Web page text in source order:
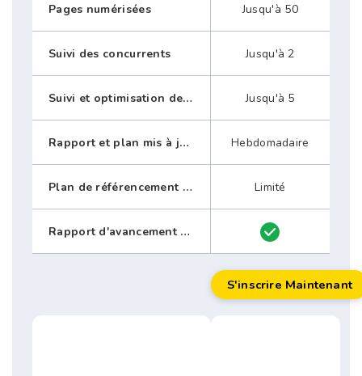
Pages numérisées
Suivi des concurrents
Suivi et optimisation des mots clés
Rapport et plan mis à jour
Plan de référencement personnalisé
Rapport d'avancement mensuel
Jusqu'à 50
Jusqu'à 2
Jusqu'à 5
Hebdomadaire
Limité
S'inscrire Maintenant